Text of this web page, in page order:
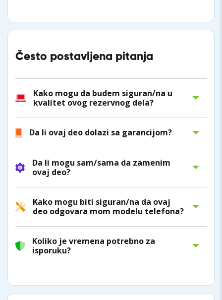
Često postavljena pitanja
Kako mogu da budem siguran/na u
kvalitet ovog rezervnog dela?
Da li ovaj deo dolazi sa garancijom?
Da li mogu sam/sama da zamenim
ovaj deo?
Kako mogu biti siguran/na da ovaj
deo odgovara mom modelu telefona?
Koliko je vremena potrebno za
isporuku?